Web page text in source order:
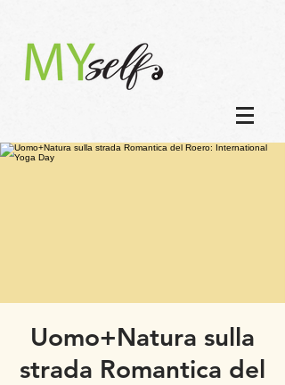
Uomo+Natura sulla
strada Romantica del